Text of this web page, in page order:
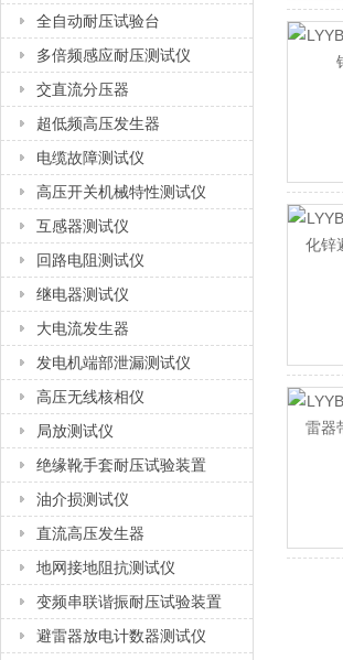
全自动耐压试验台
多倍频感应耐压测试仪
交直流分压器
超低频高压发生器
电缆故障测试仪
高压开关机械特性测试仪
互感器测试仪
回路电阻测试仪
继电器测试仪
大电流发生器
发电机端部泄漏测试仪
高压无线核相仪
局放测试仪
绝缘靴手套耐压试验装置
油介损测试仪
直流高压发生器
地网接地阻抗测试仪
变频串联谐振耐压试验装置
避雷器放电计数器测试仪